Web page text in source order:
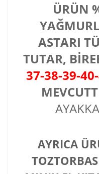
ÜRÜN
ASTARI
TUTAR,
37-38-39-
AYRICA